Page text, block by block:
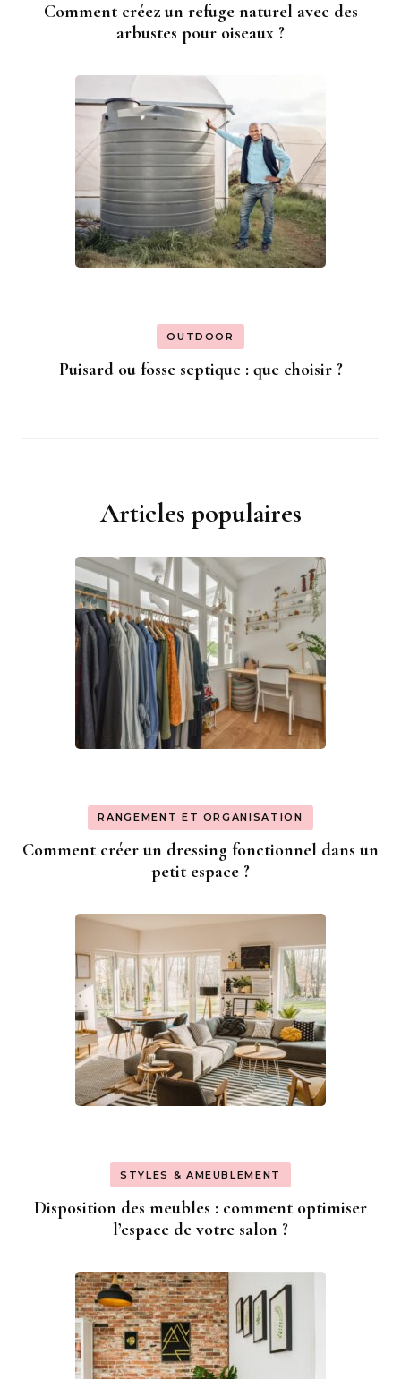
Comment créez un refuge naturel avec des
arbustes pour oiseaux ?
OUTDOOR
Puisard ou fosse septique : que choisir ?
Articles populaires
RANGEMENT ET ORGANISATION
Comment créer un dressing fonctionnel dans un
petit espace ?
STYLES & AMEUBLEMENT
Disposition des meubles : comment optimiser
l’espace de votre salon ?